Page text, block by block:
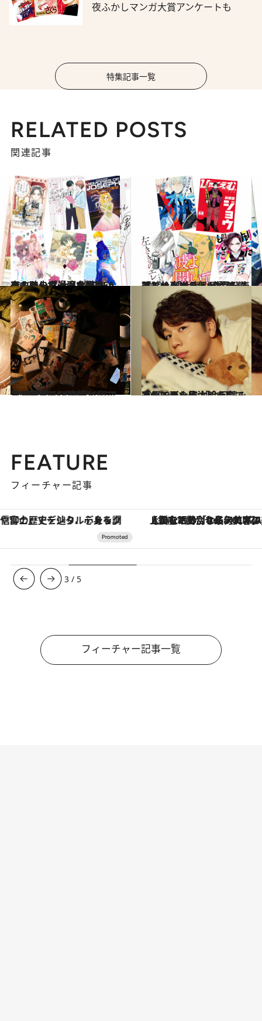
夜ふかしマンガ大賞アンケートも
特集記事一覧
RELATED POSTS
関連記事
2022.10.17
あの時の「一途な想い」をもう一度 大人も胸キュンする少女漫画8選CREA夜ふかしマンガ大賞発表！
カルチャー 2022.10.16
『ブルーピリオド』他、読むと 「仕事、頑張ろう！」とやる気が漲る 厳選お仕事マンガ8作品発表
カルチャー
2022.9.18
第1回「CREA夜ふかしマンガ大賞」 2022年のベスト10発表！〈後篇〉 気になる第1位は―!?
カルチャー 2022.9.7
声優・西山宏太朗を育てたマンガ８作 「今回読み返してまた号泣しました」
カルチャー
FEATURE
フィーチャー記事
【銀座で出合う最旬美容】美髪ケアや上質な眠り…セルフケアのアップデートから、特別な名入れギフトまで。大人のための「ReFa GINZA」クルーズ
3 / 5
フィーチャー記事一覧